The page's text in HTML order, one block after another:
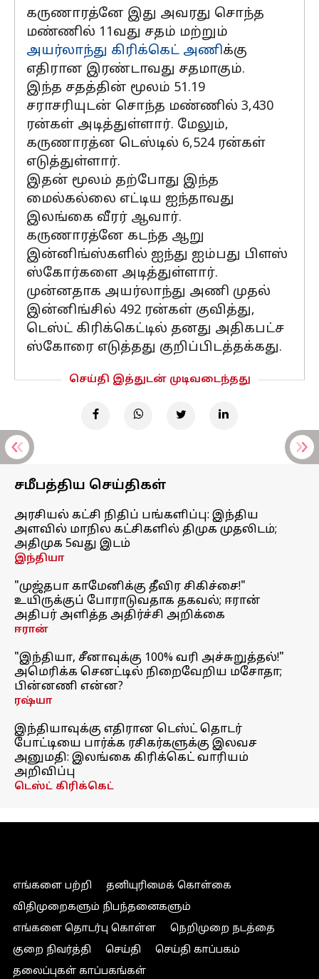
கருணாரத்னே இது அவரது சொந்த
மண்ணில் 11வது சதம் மற்றும்
அயர்லாந்து கிரிக்கெட் அணிக்கு
எதிரான இரண்டாவது சதமாகும்.
இந்த சதத்தின் மூலம் 51.19
சராசரியுடன் சொந்த மண்ணில் 3,430
ரன்கள் அடித்துள்ளார். மேலும்,
கருணாரத்ன டெஸ்டில் 6,524 ரன்கள்
எடுத்துள்ளார்.
இதன் மூலம் தற்போது இந்த
மைல்கல்லை எட்டிய ஐந்தாவது
இலங்கை வீரர் ஆவார்.
கருணாரத்னே கடந்த ஆறு
இன்னிங்ஸ்களில் ஐந்து ஐம்பது பிளஸ்
ஸ்கோர்களை அடித்துள்ளார்.
முன்னதாக அயர்லாந்து அணி முதல்
இன்னிங்சில் 492 ரன்கள் குவித்து,
டெஸ்ட் கிரிக்கெட்டில் தனது அதிகபட்ச
ஸ்கோரை எடுத்தது குறிப்பிடத்தக்கது.
செய்தி இத்துடன் முடிவடைந்தது
சமீபத்திய செய்திகள்
அரசியல் கட்சி நிதிப் பங்களிப்பு: இந்திய
அளவில் மாநில கட்சிகளில் திமுக முதலிடம்;
அதிமுக 5வது இடம்
இந்தியா
"முஜ்தபா காமேனிக்கு தீவிர சிகிச்சை!"
உயிருக்குப் போராடுவதாக தகவல்; ஈரான்
அதிபர் அளித்த அதிர்ச்சி அறிக்கை
ஈரான்
"இந்தியா, சீனாவுக்கு 100% வரி அச்சுறுத்தல்!"
அமெரிக்க செனட்டில் நிறைவேறிய மசோதா;
பின்னணி என்ன?
ரஷ்யா
இந்தியாவுக்கு எதிரான டெஸ்ட் தொடர்
போட்டியை பார்க்க ரசிகர்களுக்கு இலவச
அனுமதி: இலங்கை கிரிக்கெட் வாரியம்
அறிவிப்பு
டெஸ்ட் கிரிக்கெட்
எங்களை பற்றி
தனியுரிமைக் கொள்கை
விதிமுறைகளும் நிபந்தனைகளும்
எங்களை தொடர்பு கொள்ள
நெறிமுறை நடத்தை
குறை நிவர்த்தி
செய்தி
செய்தி காப்பகம்
தலைப்புகள் காப்பகங்கள்